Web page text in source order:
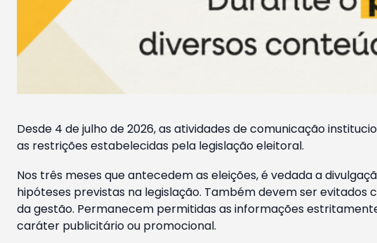
Desde 4 de julho de 2026, as atividades de comunicação
as restrições estabelecidas pela legislação eleitoral.
Nos três meses que antecedem as eleições, é vedada a
hipóteses previstas na legislação. Também devem ser
da gestão. Permanecem permitidas as informações
caráter publicitário ou promocional.